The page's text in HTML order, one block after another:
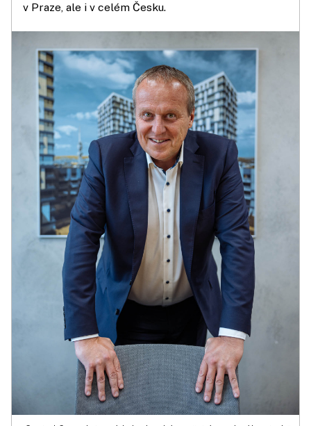
v Praze, ale i v celém Česku.